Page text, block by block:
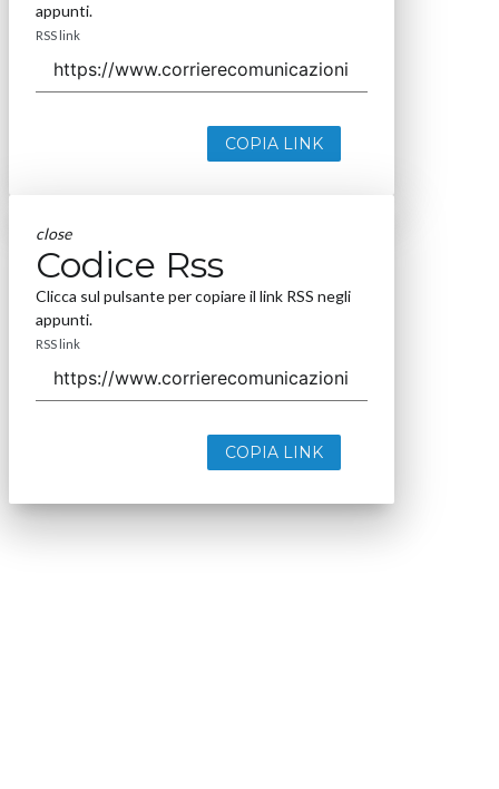
appunti.
RSS link
COPIA LINK
close
Codice Rss
Clicca sul pulsante per copiare il link RSS negli
appunti.
RSS link
COPIA LINK